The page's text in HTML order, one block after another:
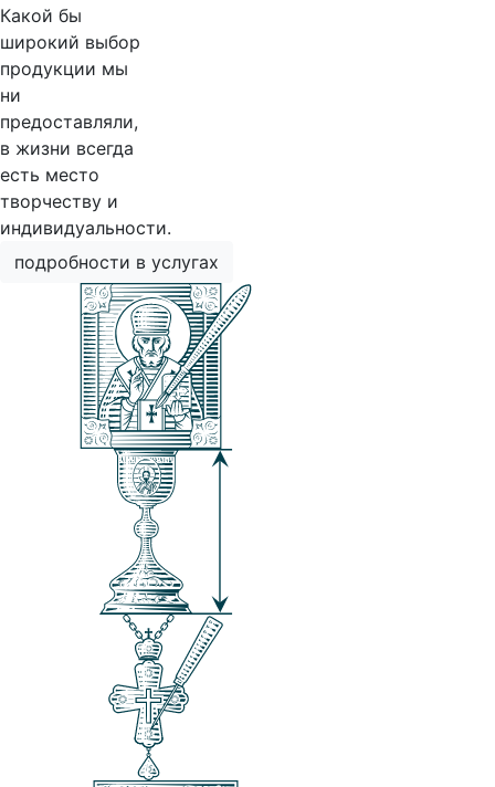
Какой бы
широкий выбор
продукции мы
ни
предоставляли,
в жизни всегда
есть место
творчеству и
индивидуальности.
подробности в услугах